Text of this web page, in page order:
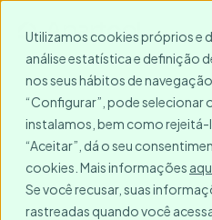
Utilizamos cookies próprios e
análise estatística e definição
nos seus hábitos de
“Configurar”, pode selecionar
instalamos, bem como rejeitá-
“Aceitar”, dá o seu
cookies. Mais informações
Se você recusar, suas
rastreadas quando você